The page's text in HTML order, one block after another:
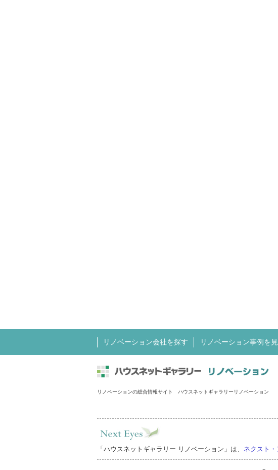
リノベーション会社を探す リノベーション事例を
リノベーションの総合情報サイト ハウスネットギャラリーリノベーション
「ハウスネットギャラリー リノベーション」は、 ネクスト